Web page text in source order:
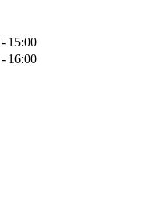
- 15:00
- 16:00